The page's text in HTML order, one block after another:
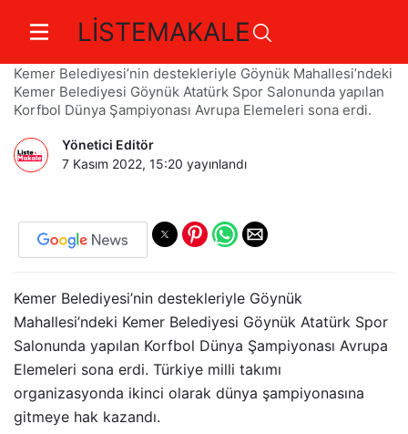
LİSTEMAKALE
Korfbol heyecanı sona erdi
Kemer Belediyesi’nin destekleriyle Göynük Mahallesi’ndeki
Kemer Belediyesi Göynük Atatürk Spor Salonunda yapılan
Korfbol Dünya Şampiyonası Avrupa Elemeleri sona erdi.
Yönetici Editör
7 Kasım 2022, 15:20 yayınlandı
Kemer Belediyesi’nin destekleriyle Göynük
Mahallesi’ndeki Kemer Belediyesi Göynük Atatürk Spor
Salonunda yapılan Korfbol Dünya Şampiyonası Avrupa
Elemeleri sona erdi. Türkiye milli takımı
organizasyonda ikinci olarak dünya şampiyonasına
gitmeye hak kazandı.